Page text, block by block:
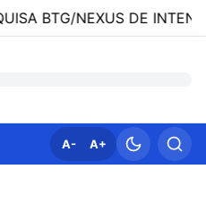
NEXUS DE INTENÇÃO DE
A- A+